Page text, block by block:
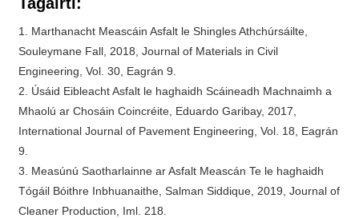
1. Marthanacht Meascáin Asfalt le Shingles Athchúrsáilte,
Souleymane Fall, 2018, Journal of Materials in Civil
Engineering, Vol. 30, Eagrán 9.
2. Úsáid Eibleacht Asfalt le haghaidh Scáineadh Machnaimh a
Mhaolú ar Chosáin Coincréite, Eduardo Garibay, 2017,
International Journal of Pavement Engineering, Vol. 18, Eagrán
9.
3. Measúnú Saotharlainne ar Asfalt Meascán Te le haghaidh
Tógáil Bóithre Inbhuanaithe, Salman Siddique, 2019, Journal of
Cleaner Production, Iml. 218.